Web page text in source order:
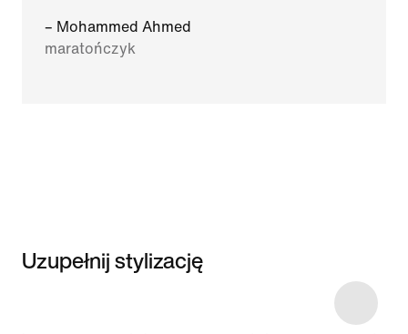
– Mohammed Ahmed
maratończyk
Uzupełnij stylizację